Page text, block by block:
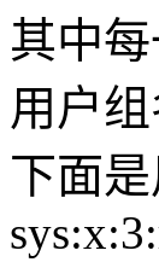
其中每
用户
下面